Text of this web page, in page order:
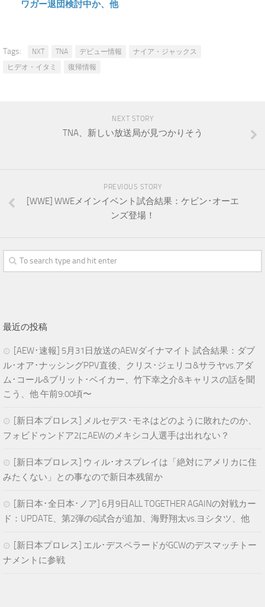
ワガー退団検討中か、他
Tags: NXT TNA デビュー情報
ナイア・ジャックス
ヒデオ・イタミ
復帰情報
NEXT STORY
TNA、新しい放送局が見つかりそう
PREVIOUS STORY
[WWE] WWEメインイベント試合結果：ケビン･オーエ
ンズ登場！
最近の投稿
[AEW･速報] 5月31日放送のAEWダイナマイト 試合結果：ダブ
ル･オア･ナッシングPPV直後、クリス･ジェリコ&サラヤvs.アダ
ム･コール&ブリット･ベイカー、竹下幸之介&キャリスの話を聞
こう、他 午前9:00頃〜
[新日本プロレス] メルセデス･モネはどのように敗れたのか、
フォビドゥンドア2にAEWのメキシコ人選手は出れない？
[新日本プロレス] ウィル･オスプレイは「絶対にアメリカに住
みたくない」との事なので新日本残留か
[新日本･全日本･ノア] 6月9日ALL TOGETHER AGAINの対戦カー
ド：UPDATE、第2弾の6試合が追加、海野翔太vs.ヨシタツ、他
[新日本プロレス] エル･デスペラードがGCWのデスマッチトー
ナメントに参戦